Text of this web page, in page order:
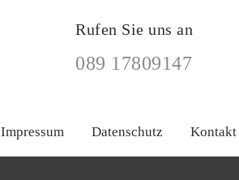
Rufen Sie uns an
089 17809147
Impressum Datenschutz Kontakt